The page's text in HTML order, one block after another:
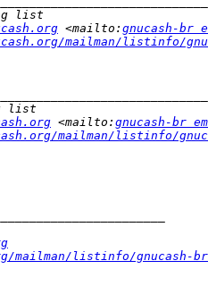
<mailto: gnucash-br
mailman/listinfo/
<mailto: gnucash-br
mailman/listinfo/
mailman/listinfo/gnucash-br